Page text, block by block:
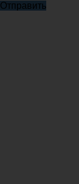
Отправить